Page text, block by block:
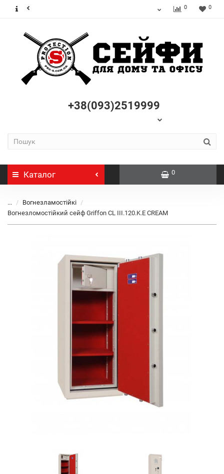
0 0
+38(093)2519999
Каталог 0
...
Вогнезламостійкі
Вогнезломостійкий сейф Griffon CL III.120.K.E CREAM